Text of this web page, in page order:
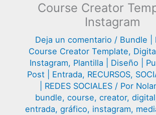
Course Creator
Instagram
Deja un comentario / Bundle |
Course Creator Template,
Instagram, Plantilla | Diseño |
Post | Entrada, RECURSOS,
| REDES SOCIALES/ Por
bundle, course, creator, digital
entrada, gráfico, instagram,